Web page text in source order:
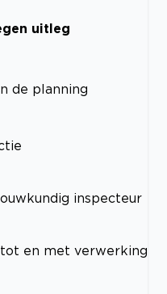
uitleg
de planning
inspecteur
en met verwerking